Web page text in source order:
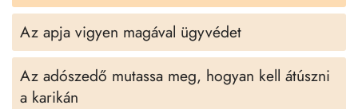
Az apja vigyen magával ügyvédet
Az adószedő mutassa meg, hogyan kell átúszni
a karikán